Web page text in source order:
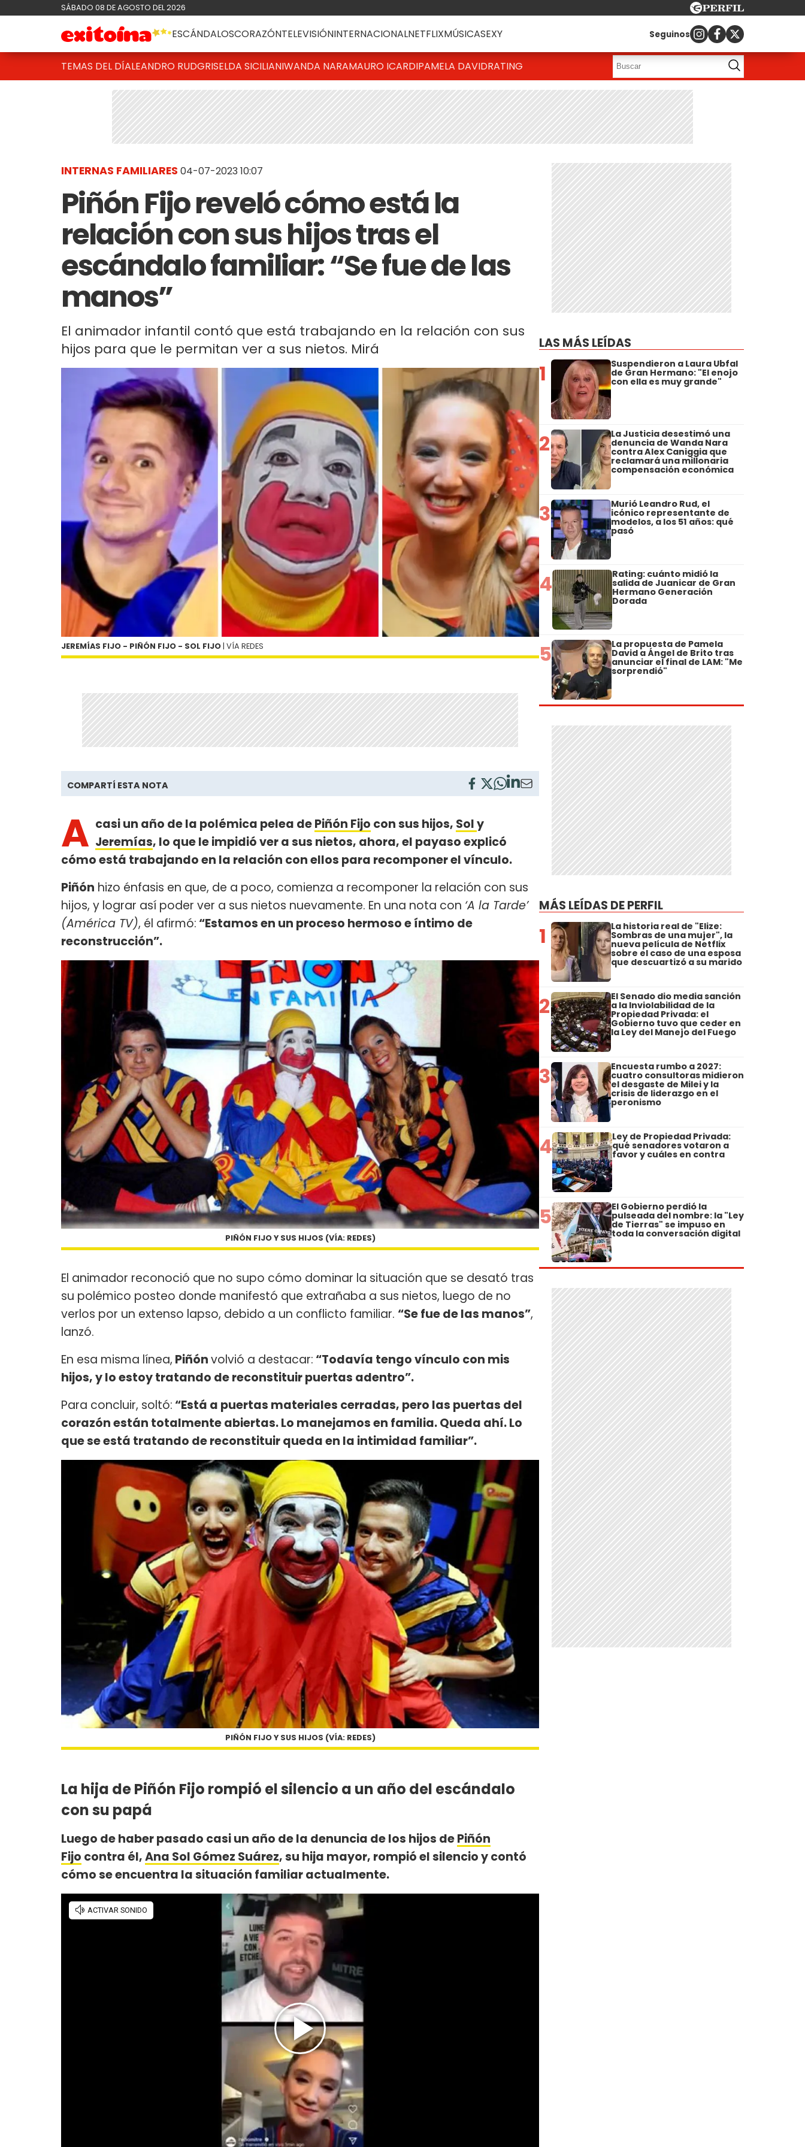
SÁBADO 08 DE AGOSTO DEL 2026
ESCÁNDALOSCORAZÓNTELEVISIÓNINTERNACIONALNETFLIXMÚSICASEXY Seguinos
TEMAS DEL DÍALEANDRO RUDGRISELDA SICILIANIWANDA NARAMAURO ICARDIPAMELA DAVIDRATING
INTERNAS FAMILIARES 04-07-2023 10:07
Piñón Fijo reveló cómo está la
relación con sus hijos tras el
escándalo familiar: “Se fue de las
manos”
El animador infantil contó que está trabajando en la relación con sus
hijos para que le permitan ver a sus nietos. Mirá
JEREMÍAS FIJO - PIÑÓN FIJO - SOL FIJO | VÍA REDES
COMPARTÍ ESTA NOTA
A casi un año de la polémica pelea dePiñón Fijo con sus hijos, Soly
Jeremías, lo que le impidió ver a sus nietos, ahora, el payaso explicó
cómo está trabajando en la relación con ellos para recomponer el vínculo.
Piñón hizo énfasis en que, de a poco, comienza a recomponer la relación con sus
hijos, y lograr así poder ver a sus nietos nuevamente. En una nota con ‘A la Tarde’
(América TV), él afirmó: “Estamos en un proceso hermoso e íntimo de
reconstrucción”.
PIÑÓN FIJO Y SUS HIJOS (VÍA: REDES)
El animador reconoció que no supo cómo dominar la situación que se desató tras
su polémico posteo donde manifestó que extrañaba a sus nietos, luego de no
verlos por un extenso lapso, debido a un conflicto familiar. “Se fue de las manos”,
lanzó.
En esa misma línea, Piñónvolvió a destacar: “Todavía tengo vínculo con mis
hijos, y lo estoy tratando de reconstituir puertas adentro”.
Para concluir, soltó: “Está a puertas materiales cerradas, pero las puertas del
corazón están totalmente abiertas. Lo manejamos en familia. Queda ahí. Lo
que se está tratando de reconstituir queda en la intimidad familiar”.
PIÑÓN FIJO Y SUS HIJOS (VÍA: REDES)
La hija de Piñón Fijo rompió el silencio a un año del escándalo
con su papá
Luego de haber pasado casi un año de la denuncia de los hijos dePiñón
Fijo contra él,Ana Sol Gómez Suárez, su hija mayor, rompió el silencio y contó
cómo se encuentra la situación familiar actualmente.
LAS MÁS LEÍDAS
1 Suspendieron a Laura Ubfal
de Gran Hermano: "El enojo
con ella es muy grande"
2 La Justicia desestimó una
denuncia de Wanda Nara
contra Alex Caniggia que
reclamará una millonaria
compensación económica
3 Murió Leandro Rud, el
icónico representante de
modelos, a los 51 años: qué
pasó
4 Rating: cuánto midió la
salida de Juanicar de Gran
Hermano Generación
Dorada
5 La propuesta de Pamela
David a Ángel de Brito tras
anunciar el final de LAM: "Me
sorprendió"
MÁS LEÍDAS DE PERFIL
1 La historia real de "Elize:
Sombras de una mujer", la
nueva película de Netflix
sobre el caso de una esposa
que descuartizó a su marido
2 El Senado dio media sanción
a la Inviolabilidad de la
Propiedad Privada: el
Gobierno tuvo que ceder en
la Ley del Manejo del Fuego
3 Encuesta rumbo a 2027:
cuatro consultoras midieron
el desgaste de Milei y la
crisis de liderazgo en el
peronismo
4 Ley de Propiedad Privada:
qué senadores votaron a
favor y cuáles en contra
5 El Gobierno perdió la
pulseada del nombre: la "Ley
de Tierras" se impuso en
toda la conversación digital